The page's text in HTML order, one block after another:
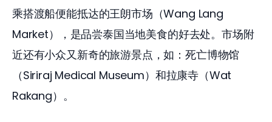
乘搭渡船便能抵达的王朗市场（Wang Lang
Market），是品尝泰国当地美食的好去处。市场附
近还有小众又新奇的旅游景点，如：死亡博物馆
（Siriraj Medical Museum）和拉康寺（Wat
Rakang）。